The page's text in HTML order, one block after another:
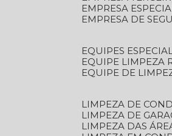
EMPRESA
EMPRESA DE
EQUIPES
EQUIPE LIMPEZA
EQUIPE DE
LIMPEZA DE
LIMPEZA DE
LIMPEZA DAS